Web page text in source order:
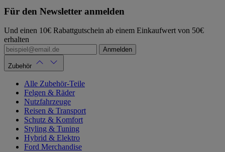
Für den Newsletter anmelden
Und einen 10€ Rabattgutschein ab einem Einkaufwert von 50€
erhalten
Anmelden
Zubehör
Alle Zubehör-Teile
Felgen & Räder
Nutzfahrzeuge
Reisen & Transport
Schutz & Komfort
Styling & Tuning
Hybrid & Elektro
Ford Merchandise